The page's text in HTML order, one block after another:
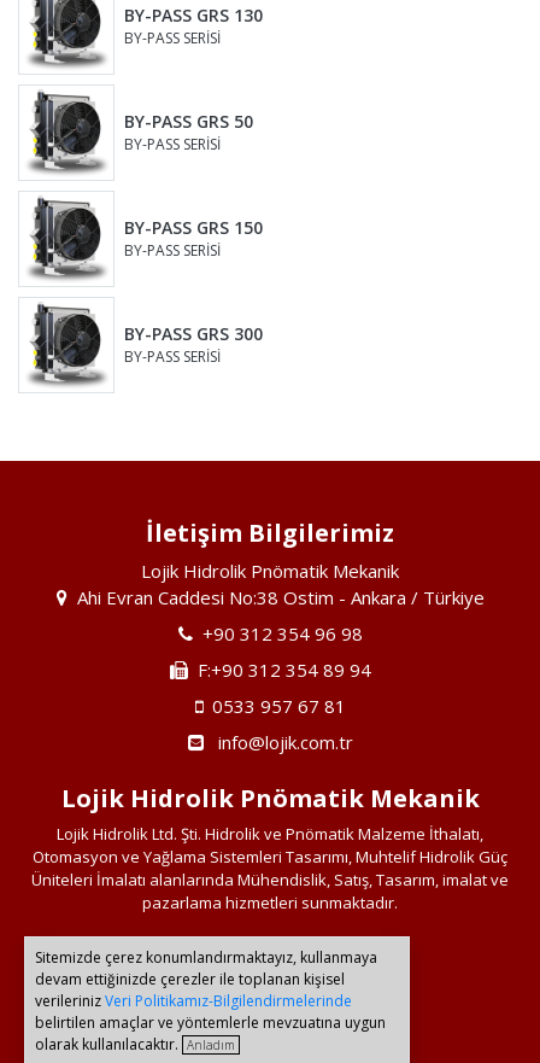
BY-PASS GRS 130
BY-PASS SERİSİ
BY-PASS GRS 50
BY-PASS SERİSİ
BY-PASS GRS 150
BY-PASS SERİSİ
BY-PASS GRS 300
BY-PASS SERİSİ
İletişim Bilgilerimiz
Lojik Hidrolik Pnömatik Mekanik
Ahi Evran Caddesi No:38 Ostim - Ankara / Türkiye
+90 312 354 96 98
F:+90 312 354 89 94
0533 957 67 81
info@lojik.com.tr
Lojik Hidrolik Pnömatik Mekanik
Lojik Hidrolik Ltd. Şti. Hidrolik ve Pnömatik Malzeme İthalatı,
Otomasyon ve Yağlama Sistemleri Tasarımı, Muhtelif Hidrolik Güç
Üniteleri İmalatı alanlarında Mühendislik, Satış, Tasarım, imalat ve
pazarlama hizmetleri sunmaktadır.
Bağlantılarımız
Sitemizde çerez konumlandırmaktayız, kullanmaya
devam ettiğinizde çerezler ile toplanan kişisel
verilerinizVeri Politikamız-Bilgilendirmelerinde
belirtilen amaçlar ve yöntemlerle mevzuatına uygun
olarak kullanılacaktır. Anladım